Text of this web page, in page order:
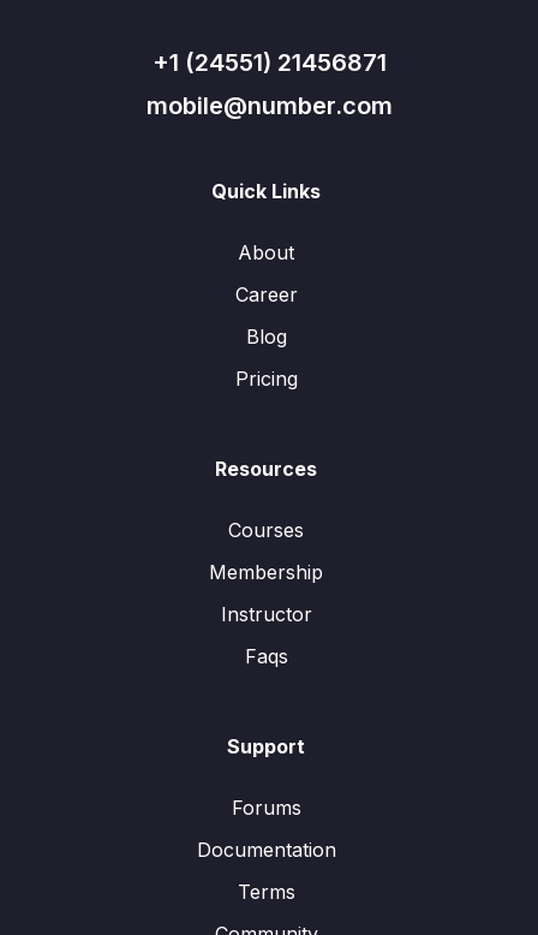
+1 (24551) 21456871
mobile@number.com
Quick Links
About
Career
Blog
Pricing
Resources
Courses
Membership
Instructor
Faqs
Support
Forums
Documentation
Terms